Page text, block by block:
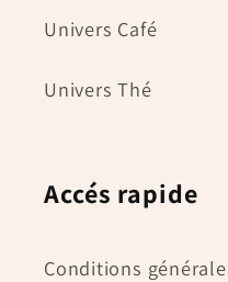
Univers Café
Univers Thé
Accés rapide
Conditions